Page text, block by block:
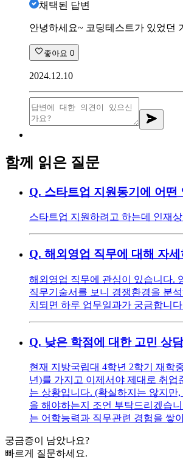
채택된 답변
안녕하세요~ 코딩테스트가 있었던
좋아요 0
2024.12.10
함께 읽은 질문
Q. 스타트업 지원동기에 어떤
스타트업 지원하려고 하는데 인재
Q. 해외영업 직무에 대해 자
해외영업 직무에 관심이 있습니다.
직무기술서를 보니 경쟁환경을 분
치되면 하루 업무일과가 궁금합니
Q. 낮은 학점에 대한 고민 상
현재 지방국립대 4학년 2학기 재학
년)를 가지고 이제서야 제대로 취
는 상황입니다. (확실하지는 않지
을 해야하는지 조언 부탁드리겠습
는 어학능력과 직무관련 경험을 쌓
궁금증이 남았나요?
빠르게 질문하세요.